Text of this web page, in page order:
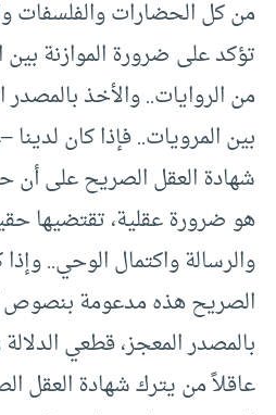
من كل الحضارات والفلسفات
تؤكد على ضرورة الموازنة
من الروايات.. والأخذ
بين المرويات.. فإذا كان
شهادة العقل الصريح على أن
هو ضرورة عقلية، تقتضيها
والرسالة واكتمال الوحي..
الصريح هذه مدعومة بنصوص
بالمصدر المعجز، قطعي
عاقلاً من يترك شهادة العقل